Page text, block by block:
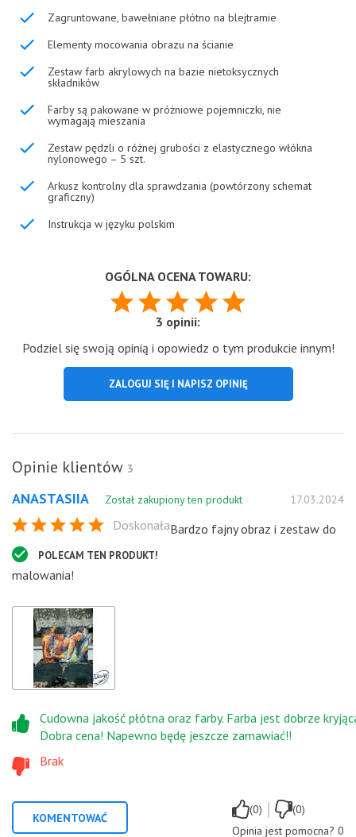
Zagruntowane, bawełniane płótno na blejtramie
Elementy mocowania obrazu na ścianie
Zestaw farb akrylowych na bazie nietoksycznych
składników
Farby są pakowane w próżniowe pojemniczki, nie
wymagają mieszania
Zestaw pędzli o różnej grubości z elastycznego włókna
nylonowego – 5 szt.
Arkusz kontrolny dla sprawdzania (powtórzony schemat
graficzny)
Instrukcja w języku polskim
OGÓLNA OCENA TOWARU:
3 opinii:
Podziel się swoją opinią i opowiedz o tym produkcie innym!
ZALOGUJ SIĘ I NAPISZ OPINIĘ
Opinie klientów 3
ANASTASIIA Został zakupiony ten produkt 17.03.2024
Doskonała
POLECAM TEN PRODUKT!
Bardzo fajny obraz i zestaw do
malowania!
Brak
Cudowna jakość płótna oraz farby. Farba jest dobrze
Dobra cena! Napewno będę jeszcze zamawiać!!
KOMENTOWAĆ
(0) |
(0)
Opinia jest pomocna? 0